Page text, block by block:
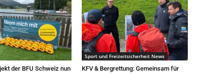
der BFU Schweiz nun
Sport und Freizeitsicherheit News
KFV & Bergrettung: Gemeinsam für